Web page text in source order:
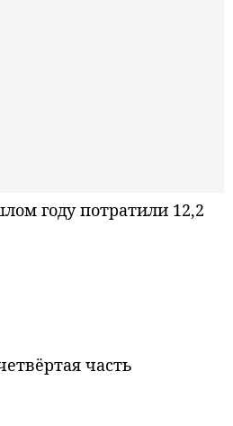
году потратили 12,2
часть